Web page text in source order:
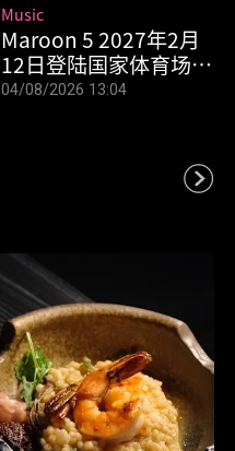
Maroon 5 2027年2月
12日登陆国家体育场！
8月11日抢先开票
Music
04/08/2026 13:04